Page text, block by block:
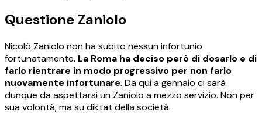
Questione Zaniolo
Nicolò Zaniolo non ha subito nessun infortunio
fortunatamente. La Roma ha deciso però di dosarlo e di
farlo rientrare in modo progressivo per non farlo
nuovamente infortunare. Da qui a gennaio ci sarà
dunque da aspettarsi un Zaniolo a mezzo servizio. Non per
sua volontà, ma su diktat della società.